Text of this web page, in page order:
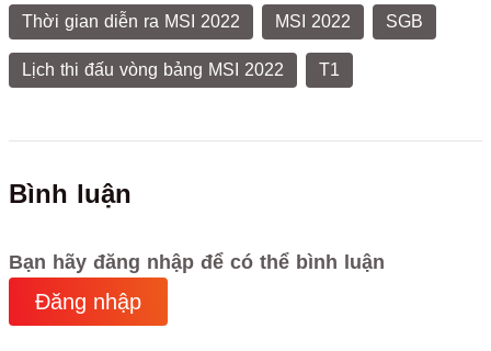
Thời gian diễn ra MSI 2022 MSI 2022 SGB
Lịch thi đấu vòng bảng MSI 2022 T1
Bình luận
Bạn hãy đăng nhập để có thể bình luận
Đăng nhập